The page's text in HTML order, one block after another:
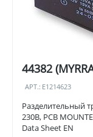
44382
АРТ.: E1214623
Разделительный
230В, PCB
Data Sheet EN